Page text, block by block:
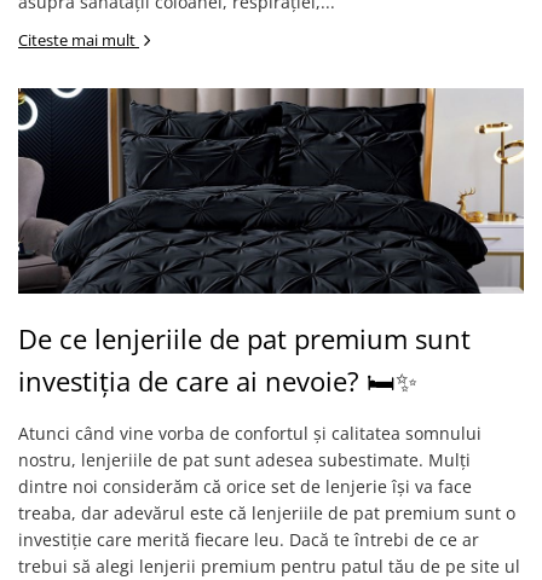
Citeste mai mult
De ce lenjeriile de pat premium sunt
investiția de care ai nevoie? 🛏️✨
Atunci când vine vorba de confortul și calitatea somnului
nostru, lenjeriile de pat sunt adesea subestimate. Mulți
dintre noi considerăm că orice set de lenjerie își va face
treaba, dar adevărul este că lenjeriile de pat premium sunt o
investiție care merită fiecare leu. Dacă te întrebi de ce ar
trebui să alegi lenjerii premium pentru patul tău de pe site ul